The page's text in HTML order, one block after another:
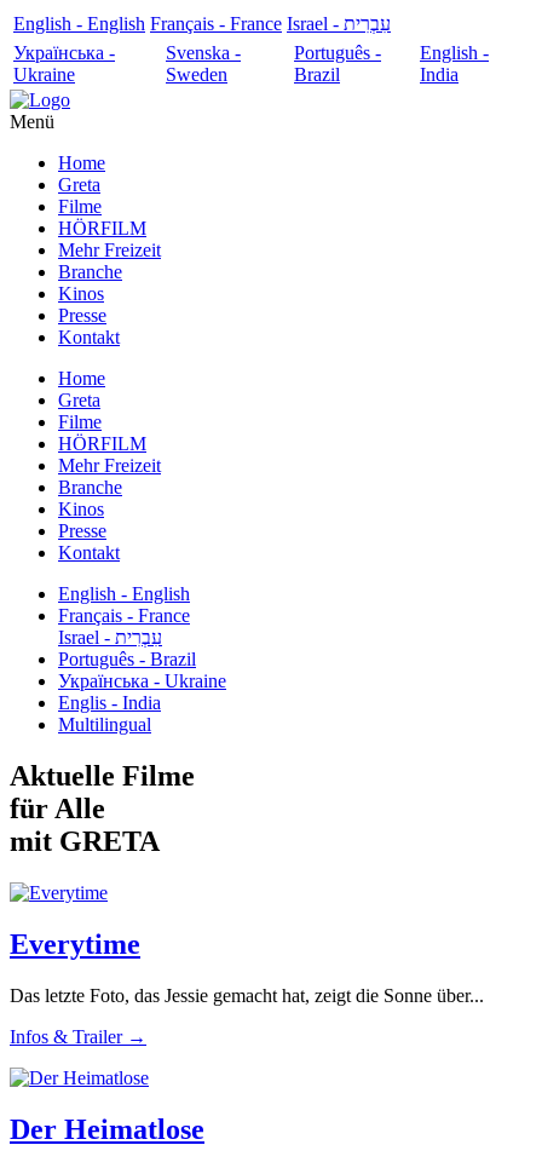
English - English Français - France
עִבְרִית - Israel
Українська -
Ukraine
Svenska -
Sweden
Português -
Brazil
English -
India
Menü
Home
Greta
Filme
HÖRFILM
Mehr Freizeit
Branche
Kinos
Presse
Kontakt
Home
Greta
Filme
HÖRFILM
Mehr Freizeit
Branche
Kinos
Presse
Kontakt
English - English
Français - France
עִבְרִית - Israel
Português - Brazil
Українська - Ukraine
Englis - India
Multilingual
Aktuelle Filme
für Alle
mit GRETA
Everytime
Das letzte Foto, das Jessie gemacht hat, zeigt die Sonne über...
Infos & Trailer →
Der Heimatlose